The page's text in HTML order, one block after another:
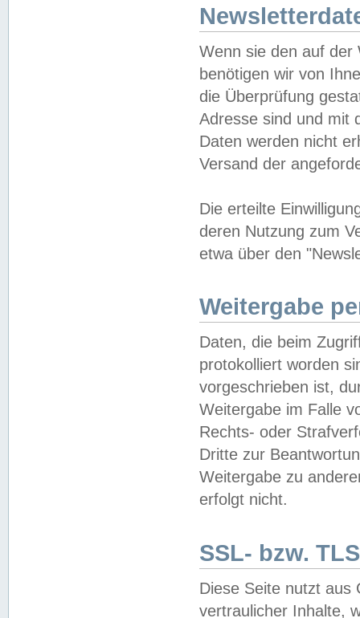
Wenn sie den auf der
benötigen wir von
die Überprüfung
Adresse sind und mit
Daten werden nicht
Versand der
Die erteilte
deren Nutzung zum
etwa über den
Weitergabe
Daten, die beim
protokolliert worden
vorgeschrieben ist,
Weitergabe im Falle
Rechts- oder
Dritte zur
Weitergabe zu
erfolgt nicht.
SSL- bzw.
Diese Seite nutzt aus
vertraulicher Inhalte,